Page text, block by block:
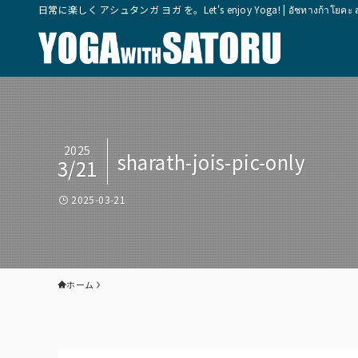
日常に楽しく アシュタンガ ヨガ を。Let's enjoy Yoga! | อัชทางก้าโย
sharath-jois-pic-only
2025
3/21
2025-03-21
ホーム